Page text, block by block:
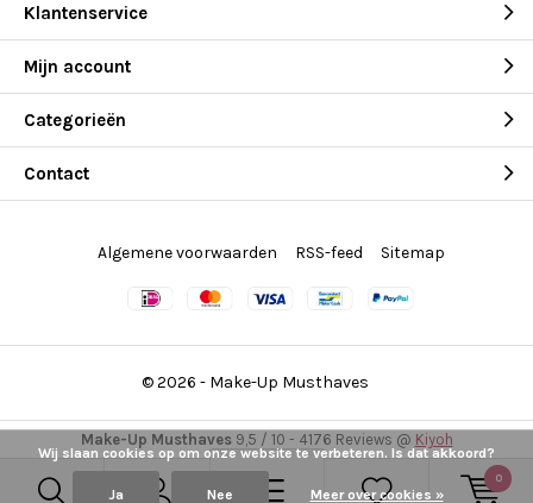
0
Klantenservice
Mijn account
Categorieën
Contact
© 2026 - Make-Up Musthaves
Algemene voorwaarden RSS-feed Sitemap
Make-Up Musthaves9,5 / 10 - 4176 Reviews @ Kiyoh
Wij slaan cookies op om onze website te verbeteren. Is dat akkoord?
Ja Nee Meer over cookies »